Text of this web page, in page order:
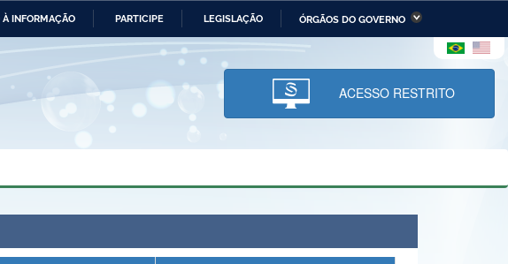
À INFORMAÇÃO PARTICIPE LEGISLAÇÃO ÓRGÃOS DO GOVERNO
Ministério da Economia Ministério da Infraestrutura
Ministério da Ciência,
Tecnologia, Inovações e
Comunicações
e dos Direitos Humanos
Planalto
ACESSO RESTRITO